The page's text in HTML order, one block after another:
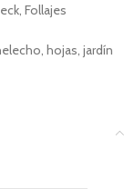
, Follajes
, hojas, jardín